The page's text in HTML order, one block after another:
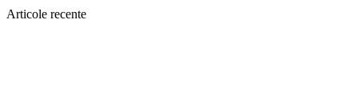
Articole recente